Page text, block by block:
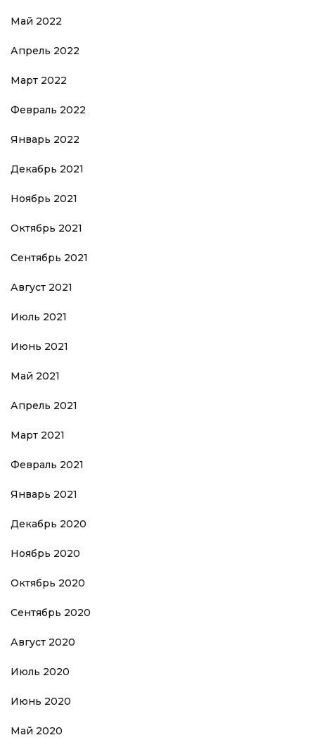
Май 2022
Апрель 2022
Март 2022
Февраль 2022
Январь 2022
Декабрь 2021
Ноябрь 2021
Октябрь 2021
Сентябрь 2021
Август 2021
Июль 2021
Июнь 2021
Май 2021
Апрель 2021
Март 2021
Февраль 2021
Январь 2021
Декабрь 2020
Ноябрь 2020
Октябрь 2020
Сентябрь 2020
Август 2020
Июль 2020
Июнь 2020
Май 2020